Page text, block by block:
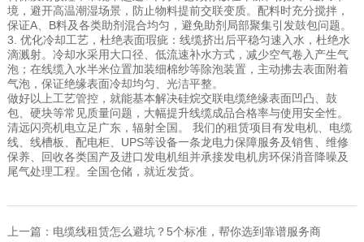
境，避开高温潮湿场景，防止物料提前交联变质。配料时充分搅拌，
保证A、B料及各类助剂混合均匀，避免助剂局部聚集引发鼓包问题。
3. 优化冷却工艺，杜绝表面瑕疵：线缆挤出后平稳匀速入水，杜绝水
滴溅射。冷却水采用大口径、低流速补水方式，减少空气卷入产生气
泡；在线缆入水半米位置加装细棉纱等除泡装置，主动拂去表面附着
气泡，保证绝缘表面冷却均匀、光洁平整。
做好以上工艺管控，就能基本解决硅烷交联电缆绝缘表面凹凸、鼓
包、硬块等常见质量问题，大幅提升线缆成品合格率与使用安全性。
清远闪亮机电立足广东，辐射全国。 我们的租赁项目有发电机、电缆
线、线槽板、配电柜、UPS等设备一条龙电力保障服务及销售、维修
保养、回收各类国产及进口发电机组并承接发电机房环保消音降噪及
尾气处理工程。全国仓储，就近发货。
上一篇： 电缆线租赁怎么避坑？5个标准，帮你选到靠谱服务商